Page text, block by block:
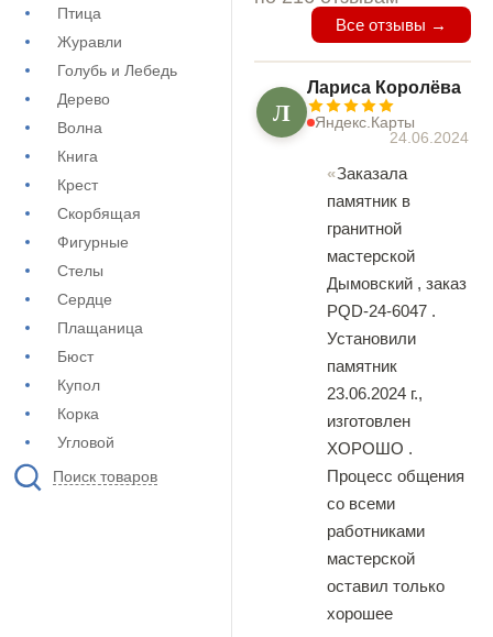
Птица
Журавли
Голубь и Лебедь
Дерево
Волна
Книга
Крест
Скорбящая
Фигурные
Стелы
Сердце
Плащаница
Бюст
Купол
Корка
Угловой
Поиск товаров
Все отзывы →
Л
Лариса Королёва
Яндекс.Карты
24.06.2024
Заказала
памятник в
гранитной
мастерской
Дымовский , заказ
PQD-24-6047 .
Установили
памятник
23.06.2024 г.,
изготовлен
ХОРОШО .
Процесс общения
со всеми
работниками
мастерской
оставил только
хорошее